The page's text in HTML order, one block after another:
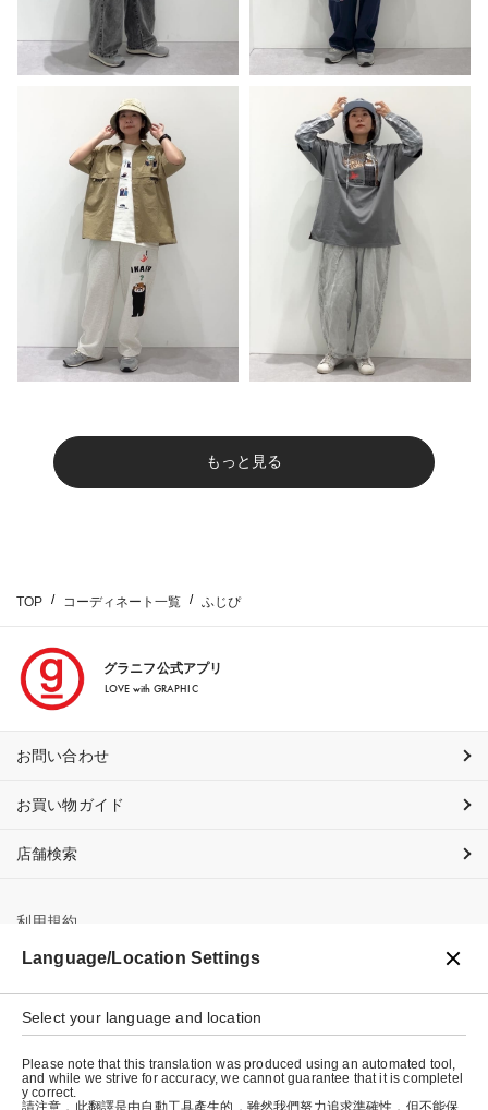
もっと見る
TOP コーディネート一覧 ふじぴ
グラニフ公式アプリ
LOVE with GRAPHIC
お問い合わせ
お買い物ガイド
店舗検索
利用規約
プライバシーポリシー
特定商取引法に基づく表示
会社概要
Language/Location Settings
Select your language and location
Please note that this translation was produced using an automated tool,
and while we strive for accuracy, we cannot guarantee that it is completel
y correct.
請注意，此翻譯是由自動工具產生的，雖然我們努力追求準確性，但不能保